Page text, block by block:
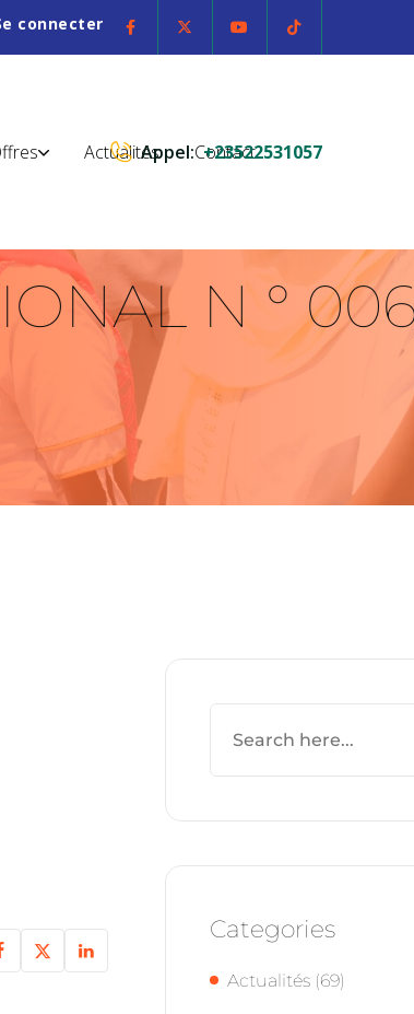
connecter
Actualités Contact
Appel: +23522531057
N °
Categories
Actualités (69)